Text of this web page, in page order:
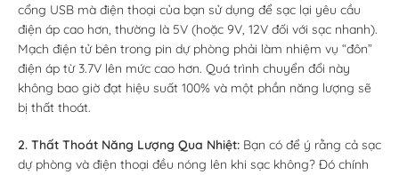
cổng USB mà điện thoại của bạn sử dụng để sạc lại yêu cầu
điện áp cao hơn, thường là 5V (hoặc 9V, 12V đối với sạc nhanh).
Mạch điện tử bên trong pin dự phòng phải làm nhiệm vụ “đôn”
điện áp từ 3.7V lên mức cao hơn. Quá trình chuyển đổi này
không bao giờ đạt hiệu suất 100% và một phần năng lượng sẽ
bị thất thoát.
2. Thất Thoát Năng Lượng Qua Nhiệt: Bạn có để ý rằng cả sạc
dự phòng và điện thoại đều nóng lên khi sạc không? Đó chính